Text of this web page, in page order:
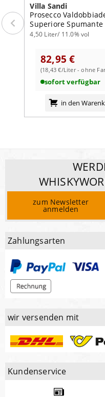
Villa Sandi
Prosecco
Superiore Spumante
Extra Dry 6er Sparset
4,50 Liter/ 11.0% vol
82,95 €
(18,43 €/Liter - ohne
sofort verfügbar
in den
zum Newsletter
anmelden
Zahlungsarten
wir versenden mit
Kundenservice